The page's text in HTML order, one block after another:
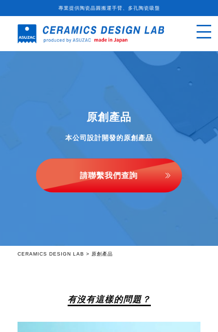
專業提供陶瓷晶圓搬運手臂、多孔陶瓷吸盤
原創產品
本公司設計開發的原創產品
請聯繫我們查詢
CERAMICS DESIGN LAB > 原創產品
有沒有這樣的問題？